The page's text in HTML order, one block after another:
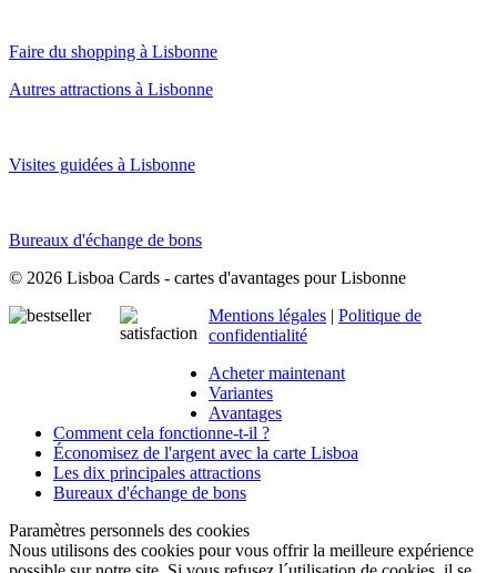
Faire du shopping à Lisbonne
Autres attractions à Lisbonne
Visites guidées à Lisbonne
Bureaux d'échange de bons
© 2026 Lisboa Cards - cartes d'avantages pour Lisbonne
Mentions légales | Politique de
confidentialité
Acheter maintenant
Variantes
Avantages
Comment cela fonctionne-t-il ?
Économisez de l'argent avec la carte Lisboa
Les dix principales attractions
Bureaux d'échange de bons
Paramètres personnels des cookies
Nous utilisons des cookies pour vous offrir la meilleure expérience